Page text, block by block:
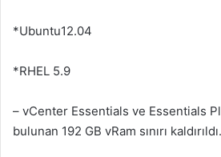
*Ubuntu12.04
*RHEL 5.9
– vCenter Essentials ve Essentials
bulunan 192 GB vRam sınırı kaldırıldı.